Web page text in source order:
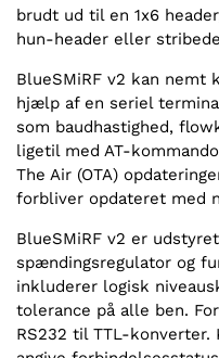
brudt ud til en 1x6
hun-header eller
BlueSMiRF v2 kan nemt
hjælp af en seriel
som baudhastighed,
ligetil med AT-
The Air (OTA)
forbliver opdateret med
BlueSMiRF v2 er
spændingsregulator og
inkluderer logisk
tolerance på alle ben.
RS232 til TTL-